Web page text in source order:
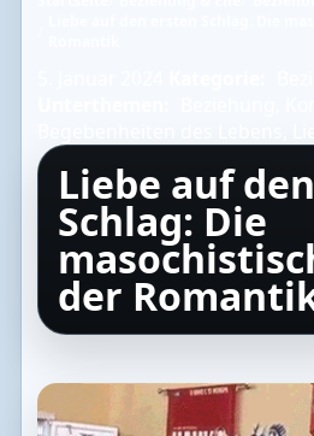
Liebe auf
Schlag: Die
der